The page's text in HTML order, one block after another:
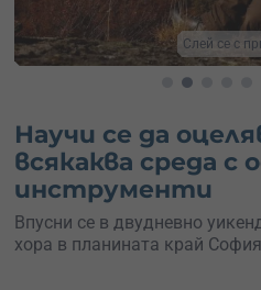
Оцеляване
Научи се да
всякаква среда с
инструменти
Впусни се в двудневно
хора в планината край София